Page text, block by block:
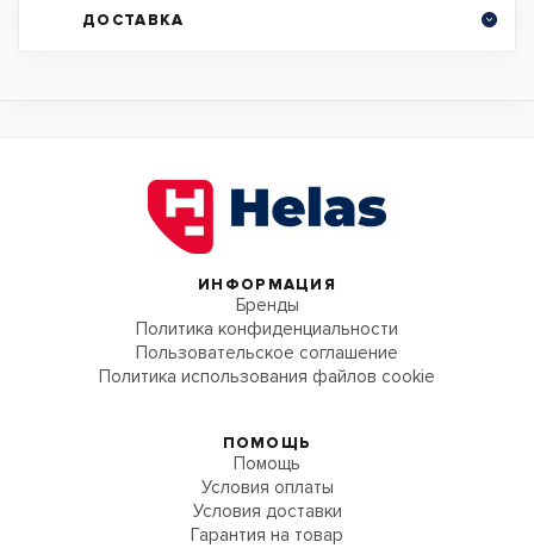
ДОСТАВКА
ИНФОРМАЦИЯ
Бренды
Политика конфиденциальности
Пользовательское соглашение
Политика использования файлов cookie
ПОМОЩЬ
Помощь
Условия оплаты
Условия доставки
Гарантия на товар